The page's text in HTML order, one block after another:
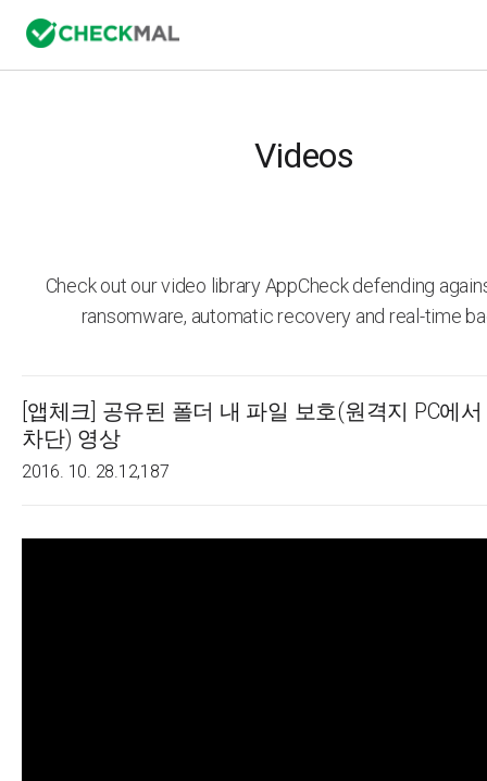
Videos
Check out our video library AppCheck defending
ransomware, automatic recovery and real-time
[앱체크] 공유된 폴더 내 파일 보호(원격지 PC에
차단) 영상
2016. 10. 28.12,187